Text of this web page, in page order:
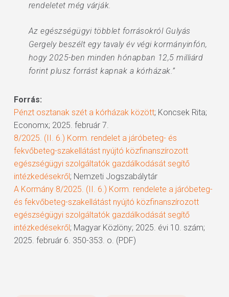
rendeletet még várják.
Az egészségügyi többlet forrásokról Gulyás
Gergely beszélt egy tavaly év végi kormányinfón,
hogy 2025-ben minden hónapban 12,5 milliárd
forint plusz forrást kapnak a kórházak.”
Forrás:
Pénzt osztanak szét a kórházak között; Koncsek Rita;
Economx; 2025. február 7.
8/2025. (II. 6.) Korm. rendelet a járóbeteg- és
fekvőbeteg-szakellátást nyújtó közfinanszírozott
egészségügyi szolgáltatók gazdálkodását segítő
intézkedésekről; Nemzeti Jogszabálytár
A Kormány 8/2025. (II. 6.) Korm. rendelete a járóbeteg-
és fekvőbeteg-szakellátást nyújtó közfinanszírozott
egészségügyi szolgáltatók gazdálkodását segítő
intézkedésekről; Magyar Közlöny; 2025. évi 10. szám;
2025. február 6. 350-353. o. (PDF)